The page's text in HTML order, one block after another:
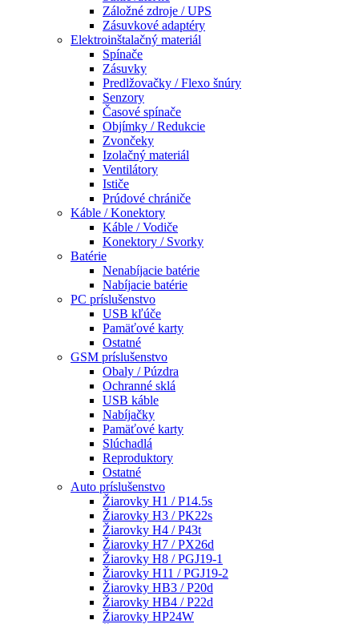
Záložné zdroje / UPS
Zásuvkové adaptéry
Elektroinštalačný materiál
Spínače
Zásuvky
Predlžovačky / Flexo šnúry
Senzory
Časové spínače
Objímky / Redukcie
Zvončeky
Izolačný materiál
Ventilátory
Ističe
Prúdové chrániče
Káble / Konektory
Káble / Vodiče
Konektory / Svorky
Batérie
Nenabíjacie batérie
Nabíjacie batérie
PC príslušenstvo
USB kľúče
Pamäťové karty
Ostatné
GSM príslušenstvo
Obaly / Púzdra
Ochranné sklá
USB káble
Nabíjačky
Pamäťové karty
Slúchadlá
Reproduktory
Ostatné
Auto príslušenstvo
Žiarovky H1 / P14.5s
Žiarovky H3 / PK22s
Žiarovky H4 / P43t
Žiarovky H7 / PX26d
Žiarovky H8 / PGJ19-1
Žiarovky H11 / PGJ19-2
Žiarovky HB3 / P20d
Žiarovky HB4 / P22d
Žiarovky HP24W